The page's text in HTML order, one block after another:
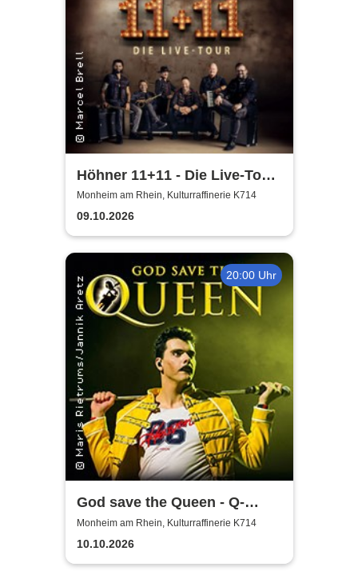
Höhner 11+11 - Die Live-Tour
2025/26
Monheim am Rhein, Kulturraffinerie K714
09.10.2026
20:00 Uhr
God save the Queen - Q-
Revival Band
Monheim am Rhein, Kulturraffinerie K714
10.10.2026